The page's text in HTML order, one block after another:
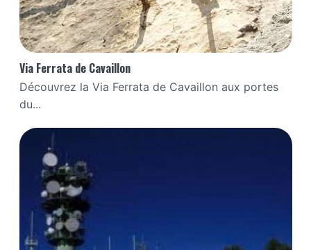
Via Ferrata de Cavaillon
Découvrez la Via Ferrata de Cavaillon aux portes
du...